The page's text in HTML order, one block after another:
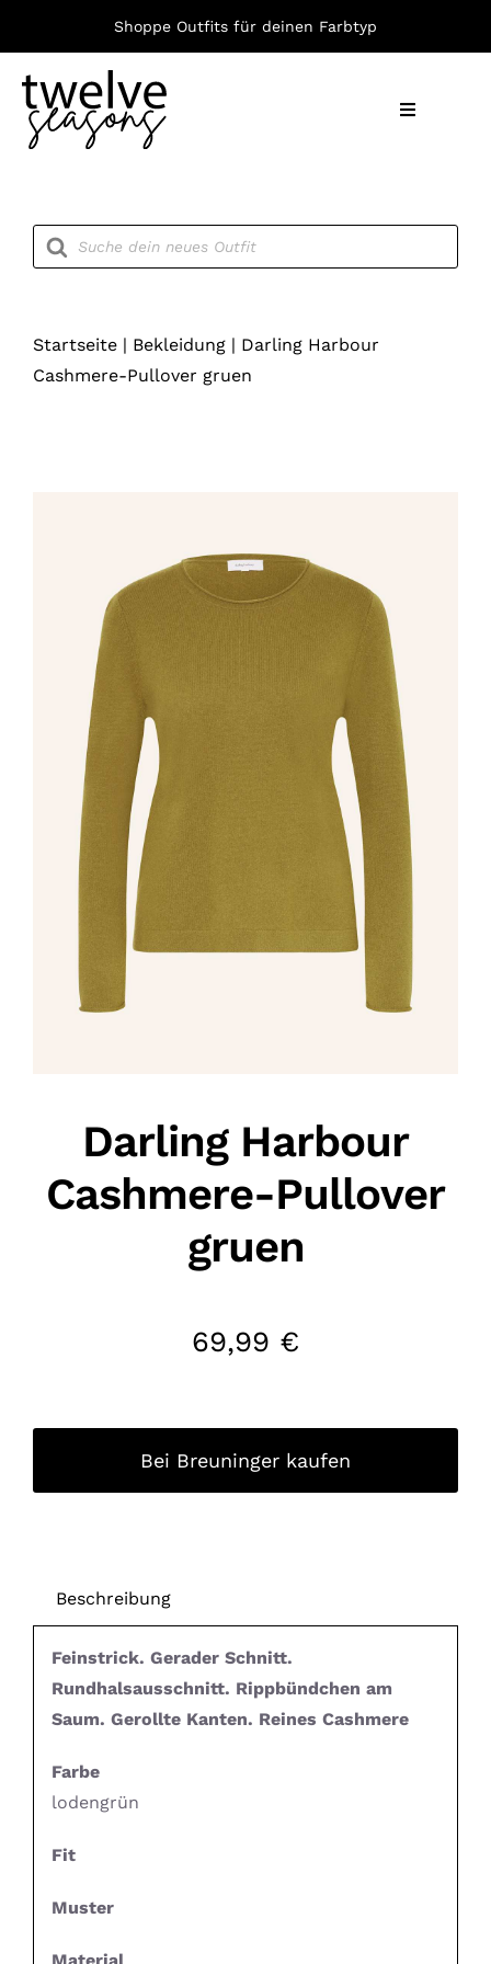
springen
Shoppe Outfits für deinen Farbtyp
Toggle
Products
search
Startseite| Bekleidung| Darling Harbour
Cashmere-Pullover gruen
Darling Harbour
Cashmere-Pullover
gruen
69,99 €
Bei Breuninger kaufen
Beschreibung
Feinstrick. Gerader Schnitt.
Rundhalsausschnitt. Rippbündchen am
Saum. Gerollte Kanten. Reines Cashmere
Farbe
lodengrün
Fit
Muster